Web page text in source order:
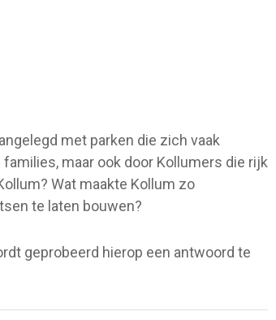
met parken die zich vaak
maar ook door Kollumers die rijk
Wat maakte Kollum zo
te laten bouwen?
geprobeerd hierop een antwoord te